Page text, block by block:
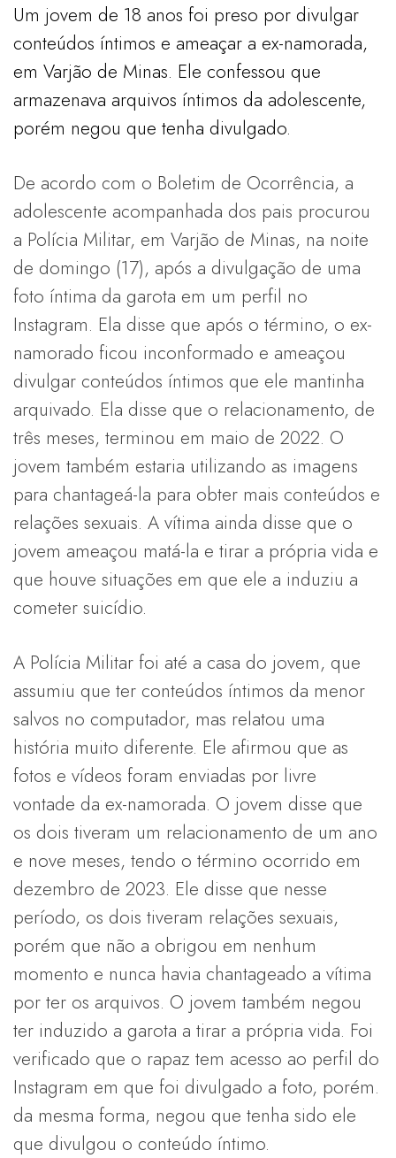
Um jovem de 18 anos foi preso por divulgar
conteúdos íntimos e ameaçar a ex-namorada,
em Varjão de Minas. Ele confessou que
armazenava arquivos íntimos da adolescente,
porém negou que tenha divulgado.
De acordo com o Boletim de Ocorrência, a
adolescente acompanhada dos pais procurou
a Polícia Militar, em Varjão de Minas, na noite
de domingo (17), após a divulgação de uma
foto íntima da garota em um perfil no
Instagram. Ela disse que após o término, o ex-
namorado ficou inconformado e ameaçou
divulgar conteúdos íntimos que ele mantinha
arquivado. Ela disse que o relacionamento, de
três meses, terminou em maio de 2022. O
jovem também estaria utilizando as imagens
para chantageá-la para obter mais conteúdos e
relações sexuais. A vítima ainda disse que o
jovem ameaçou matá-la e tirar a própria vida e
que houve situações em que ele a induziu a
cometer suicídio.
A Polícia Militar foi até a casa do jovem, que
assumiu que ter conteúdos íntimos da menor
salvos no computador, mas relatou uma
história muito diferente. Ele afirmou que as
fotos e vídeos foram enviadas por livre
vontade da ex-namorada. O jovem disse que
os dois tiveram um relacionamento de um ano
e nove meses, tendo o término ocorrido em
dezembro de 2023. Ele disse que nesse
período, os dois tiveram relações sexuais,
porém que não a obrigou em nenhum
momento e nunca havia chantageado a vítima
por ter os arquivos. O jovem também negou
ter induzido a garota a tirar a própria vida. Foi
verificado que o rapaz tem acesso ao perfil do
Instagram em que foi divulgado a foto, porém.
da mesma forma, negou que tenha sido ele
que divulgou o conteúdo íntimo.